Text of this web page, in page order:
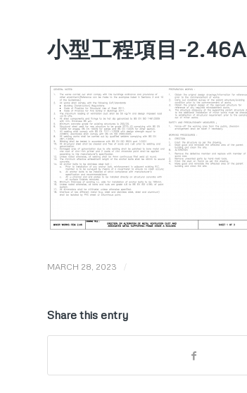
小型工程項目-2.46A
MARCH 28, 2023 /
Share this entry